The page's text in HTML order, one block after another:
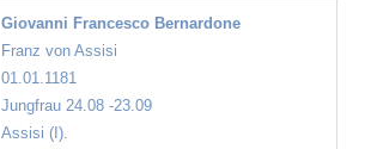
Giovanni Francesco Bernardone
Franz von Assisi
01.01.1181
Jungfrau 24.08 -23.09
Assisi (I).